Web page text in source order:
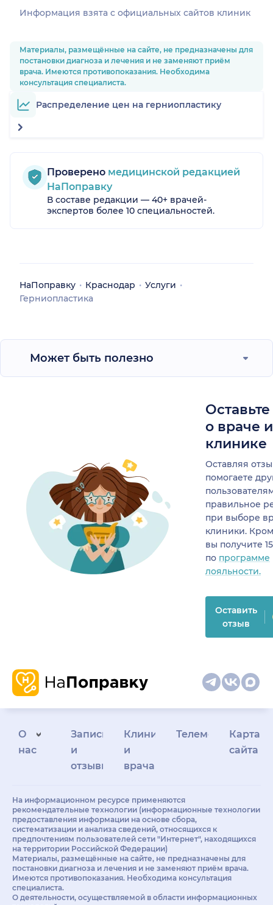
Информация взята c официальных сайтов клиник
Материалы, размещённые на сайте, не предназначены для
постановки диагноза и лечения и не заменяют приём
врача. Имеются противопоказания. Необходима
консультация специалиста.
Распределение цен на герниопластику
Проверено медицинской редакцией
НаПоправку
В составе редакции — 40+ врачей-
экспертов более 10 специальностей.
НаПоправку Краснодар
Услуги
Герниопластика
Может быть полезно
о враче
клинике
Оставляя
помогаете
правильное
при выборе
клиники.
вы получите
по программе
лояльности.
Оставить
отзыв
О
нас
Запись
и
отзывы
Клиникам
и
врачам
Телемедицина
Карта
сайта
На информационном ресурсе применяются
рекомендательные технологии (информационные технологии
предоставления информации на основе сбора,
систематизации и анализа сведений, относящихся к
предпочтениям пользователей сети "Интернет", находящихся
на территории Российской Федерации)
Материалы, размещённые на сайте, не предназначены для
постановки диагноза и лечения и не заменяют приём врача.
Имеются противопоказания. Необходима консультация
специалиста.
О деятельности, осуществляемой в области информационных